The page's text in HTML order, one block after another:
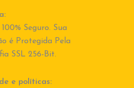
Seguro. Sua
é Protegida Pela
SSL 256-Bit.
e políticas: